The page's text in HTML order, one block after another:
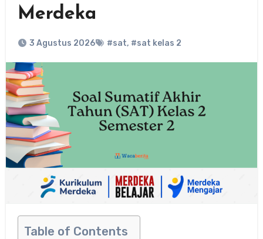
Merdeka
3 Agustus 2026 #sat, #sat kelas 2
Table of Contents